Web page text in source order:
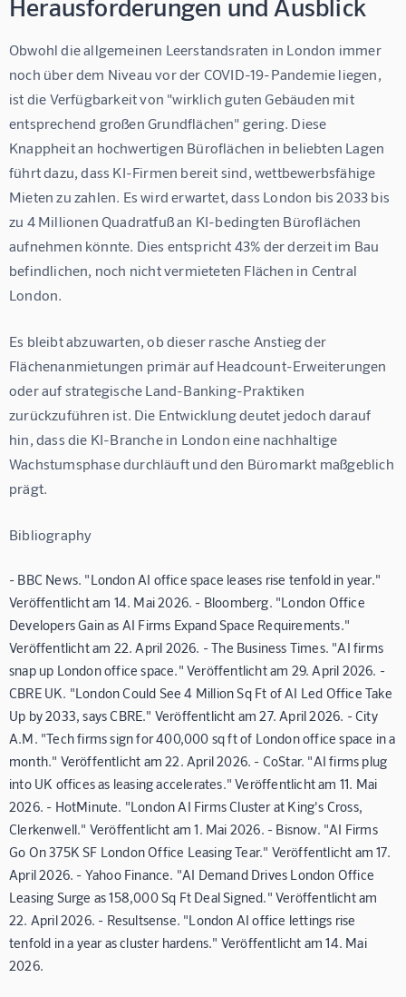
Obwohl die allgemeinen Leerstandsraten in London immer
noch über dem Niveau vor der COVID-19-Pandemie liegen,
ist die Verfügbarkeit von "wirklich guten Gebäuden mit
entsprechend großen Grundflächen" gering. Diese
Knappheit an hochwertigen Büroflächen in beliebten Lagen
führt dazu, dass KI-Firmen bereit sind, wettbewerbsfähige
Mieten zu zahlen. Es wird erwartet, dass London bis 2033 bis
zu 4 Millionen Quadratfuß an KI-bedingten Büroflächen
aufnehmen könnte. Dies entspricht 43% der derzeit im Bau
befindlichen, noch nicht vermieteten Flächen in Central
London.
Es bleibt abzuwarten, ob dieser rasche Anstieg der
Flächenanmietungen primär auf Headcount-Erweiterungen
oder auf strategische Land-Banking-Praktiken
zurückzuführen ist. Die Entwicklung deutet jedoch darauf
hin, dass die KI-Branche in London eine nachhaltige
Wachstumsphase durchläuft und den Büromarkt maßgeblich
prägt.
Bibliography
- BBC News. "London AI office space leases rise tenfold in year."
Veröffentlicht am 14. Mai 2026. - Bloomberg. "London Office
Developers Gain as AI Firms Expand Space Requirements."
Veröffentlicht am 22. April 2026. - The Business Times. "AI firms
snap up London office space." Veröffentlicht am 29. April 2026. -
CBRE UK. "London Could See 4 Million Sq Ft of AI Led Office Take
Up by 2033, says CBRE." Veröffentlicht am 27. April 2026. - City
A.M. "Tech firms sign for 400,000 sq ft of London office space in a
month." Veröffentlicht am 22. April 2026. - CoStar. "AI firms plug
into UK offices as leasing accelerates." Veröffentlicht am 11. Mai
2026. - HotMinute. "London AI Firms Cluster at King's Cross,
Clerkenwell." Veröffentlicht am 1. Mai 2026. - Bisnow. "AI Firms
Go On 375K SF London Office Leasing Tear." Veröffentlicht am 17.
April 2026. - Yahoo Finance. "AI Demand Drives London Office
Leasing Surge as 158,000 Sq Ft Deal Signed." Veröffentlicht am
22. April 2026. - Resultsense. "London AI office lettings rise
tenfold in a year as cluster hardens." Veröffentlicht am 14. Mai
2026.